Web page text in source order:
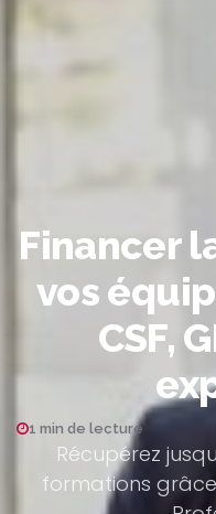
Financer
vos
CSF,
1 min de lecture
Récupérez
formations